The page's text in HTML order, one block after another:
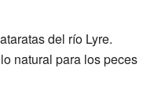
del río Lyre.
natural para los peces